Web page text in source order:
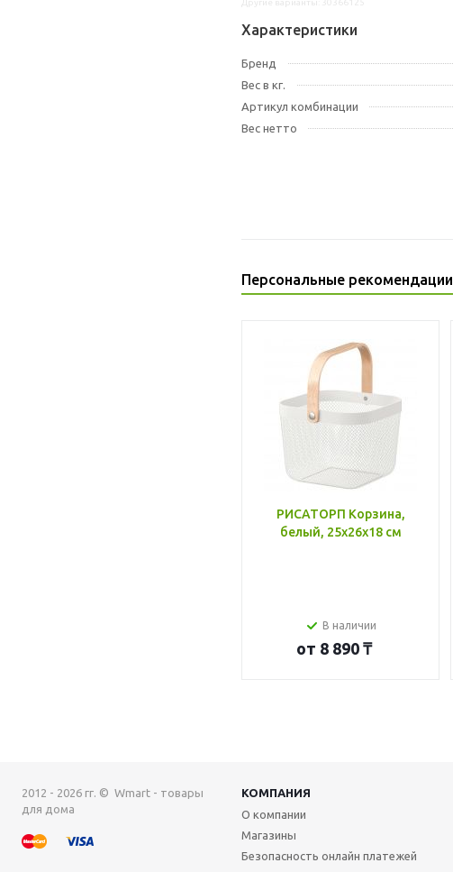
Характеристики
Бренд
Вес в кг.
Артикул комбинации
Вес нетто
Персональные рекомендации
РИСАТОРП Корзина,
белый, 25x26x18 см
В наличии
от 8 890 ₸
2012 - 2026 гг. © Wmart - товары
для дома
КОМПАНИЯ
О компании
Магазины
Безопасность онлайн платежей